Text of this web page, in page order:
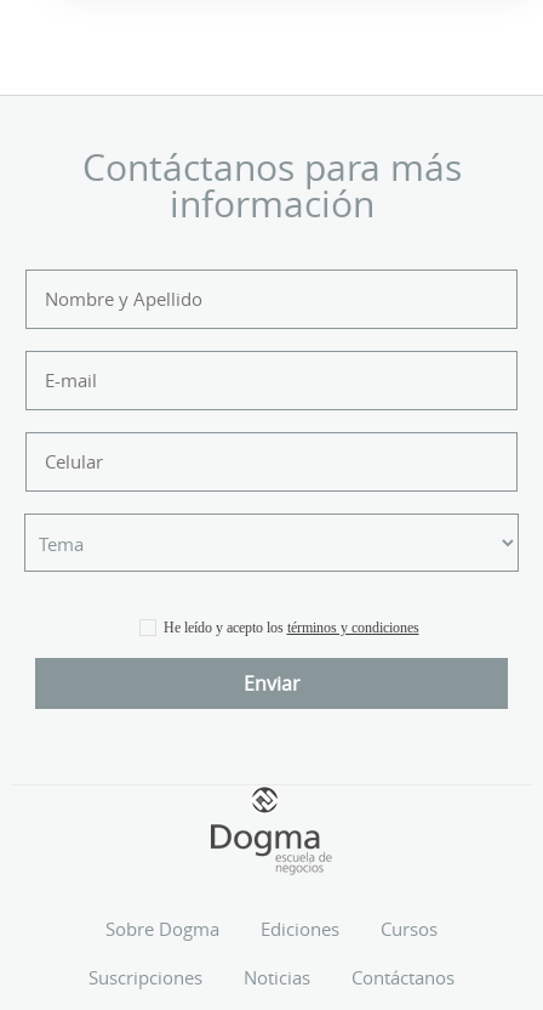
Contáctanos para más
información
He leído y acepto los términos y condiciones
Sobre Dogma Ediciones
Cursos
Suscripciones
Noticias Contáctanos